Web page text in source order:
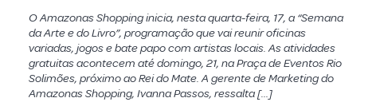
O Amazonas Shopping inicia, nesta quarta-feira, 17, a “Semana
da Arte e do Livro”, programação que vai reunir oficinas
variadas, jogos e bate papo com artistas locais. As atividades
gratuitas acontecem até domingo, 21, na Praça de Eventos Rio
Solimões, próximo ao Rei do Mate. A gerente de Marketing do
Amazonas Shopping, Ivanna Passos, ressalta […]